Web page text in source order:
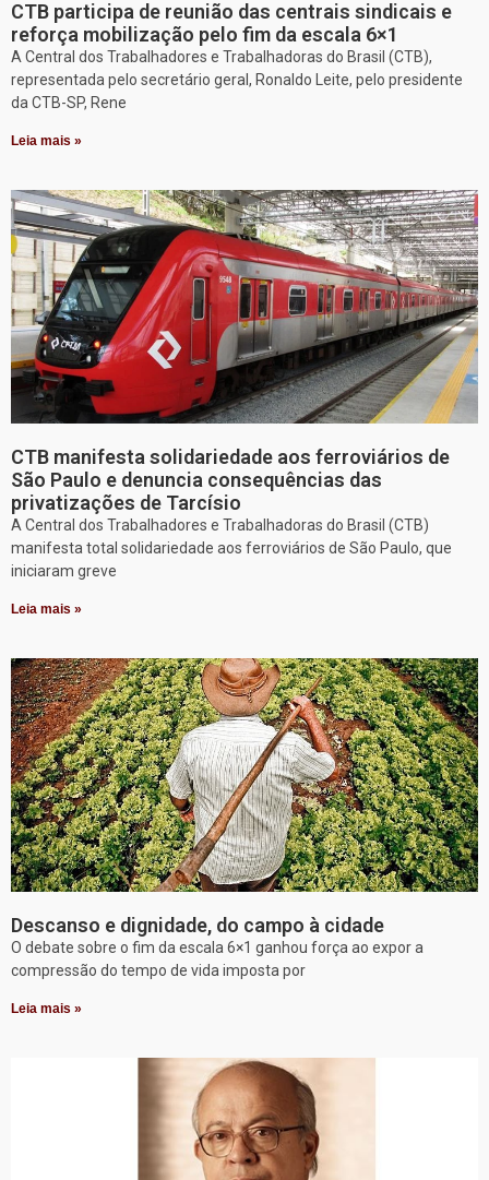
CTB participa de reunião das centrais sindicais e
reforça mobilização pelo fim da escala 6×1
A Central dos Trabalhadores e Trabalhadoras do Brasil (CTB),
representada pelo secretário geral, Ronaldo Leite, pelo presidente
da CTB-SP, Rene
Leia mais »
CTB manifesta solidariedade aos ferroviários de
São Paulo e denuncia consequências das
privatizações de Tarcísio
A Central dos Trabalhadores e Trabalhadoras do Brasil (CTB)
manifesta total solidariedade aos ferroviários de São Paulo, que
iniciaram greve
Leia mais »
Descanso e dignidade, do campo à cidade
O debate sobre o fim da escala 6×1 ganhou força ao expor a
compressão do tempo de vida imposta por
Leia mais »